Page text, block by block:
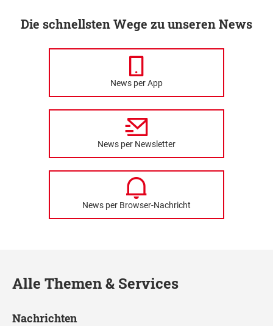
Die schnellsten Wege zu unseren News
News per App
News per Newsletter
News per Browser-Nachricht
Alle Themen & Services
Nachrichten